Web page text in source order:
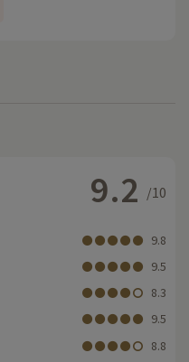
9.2 /10
9.8
9.5
8.3
9.5
8.8